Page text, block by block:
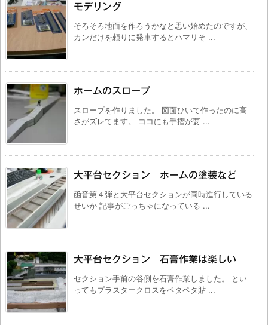
モデリング
そろそろ地面を作ろうかなと思い始めたのですが、
カンだけを頼りに発車するとハマリそ ...
ホームのスロープ
スロープを作りました。 図面ひいて作ったのに高
さがズレてます。 ココにも手摺が要 ...
大平台セクション ホームの塗装など
函音第４弾と大平台セクションが同時進行している
せいか 記事がごっちゃになっている ...
大平台セクション 石膏作業は楽しい
セクション手前の谷側を石膏作業しました。 とい
ってもプラスタークロスをペタペタ貼 ...